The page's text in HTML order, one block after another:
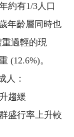
約有1/3 人口
歲年齡層同時也
過輕的現
(12.6%)。
人：
趨緩
盛行率上升較